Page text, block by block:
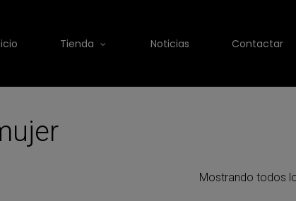
Tienda Noticias Contactar
Mostrando todos